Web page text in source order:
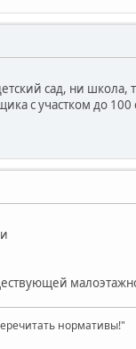
сад, ни школа,
с участком до 100
нормативы!"